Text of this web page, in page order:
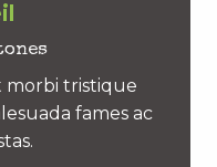
morbi tristique
fames ac